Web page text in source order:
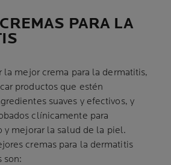
PARA LA
la mejor crema para la dermatitis,
productos que estén
suaves y efectivos, y
clínicamente para
y mejorar la salud de la piel.
cremas para la dermatitis
son: